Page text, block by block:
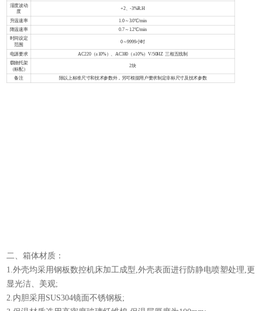
湿度波动
度
+2、-3%R.H
升温速率 1.0～3.0℃/min
降温速率 0.7～1.2℃/min
时间设定
范围
0～9999小时
电源要求
AC220（±10%）、AC380（±10%）V/50HZ 三相五线制
载物托架
（标配）
2块
备注 除以上标准尺寸和技术参数外，另可根据用户要求制定非标尺寸及技术参数
二、箱体材质：
1.外壳均采用钢板数控机床加工成型,外壳表面进行防静电喷塑处理,更
显光洁、美观;
2.内胆采用SUS304镜面不锈钢板;